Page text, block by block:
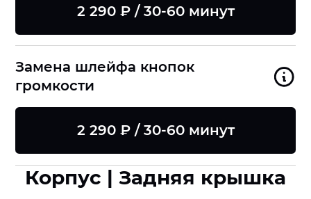
2 290 ₽ / 30-60 минут
Замена шлейфа кнопок
громкости
2 290 ₽ / 30-60 минут
Корпус | Задняя крышка